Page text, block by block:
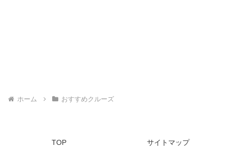
ホーム おすすめクルーズ
TOP
サイトマップ